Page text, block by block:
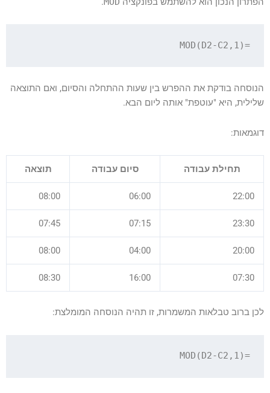
=MOD(D2-C2,1)
הנוסחה בודקת את ההפרש בין שעות ההתחלה והסיום, ואם התוצאה
שלילית, היא "עוטפת" אותה ליום הבא.
דוגמאות:
תחילת עבודה סיום עבודה תוצאה
22:00
06:00
08:00
23:30
07:15
07:45
20:00
04:00
08:00
07:30
16:00
08:30
לכן ברוב טבלאות המשמרות, זו תהיה הנוסחה המומלצת:
=MOD(D2-C2,1)